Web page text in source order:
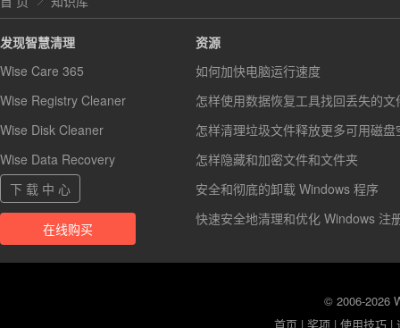
发现智慧清理
Wise Care 365
Wise Registry Cleaner
Wise Disk Cleaner
Wise Data Recovery
下 载 中 心
在线购买
资源
如何加快电脑运行速度
怎样使用数据恢复工具找回丢失的文
怎样清理垃圾文件释放更多可用磁盘
怎样隐藏和加密文件和文件夹
安全和彻底的卸载 Windows 程序
快速安全地清理和优化 Windows 注
© 2006-2026
首页 |奖项 |使用技巧 |